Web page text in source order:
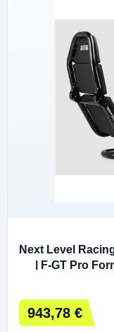
Next Level
| F-GT Pro
943,78 €